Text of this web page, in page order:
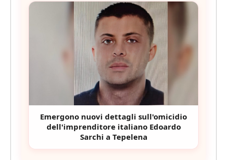
Emergono nuovi dettagli sull'omicidio
dell'imprenditore italiano Edoardo
Sarchi a Tepelena